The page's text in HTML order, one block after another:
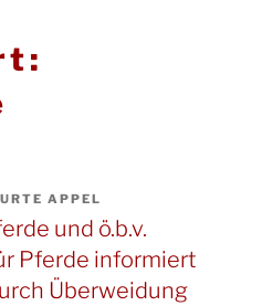
URTE APPEL
und ö.b.v.
Pferde informiert
Überweidung